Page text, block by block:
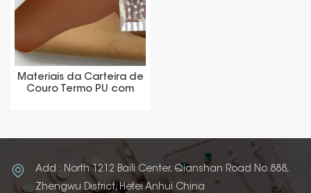
Materiais da Carteira de
Couro Termo PU com
Add : North 1212 Baili Center, Qianshan Road No.888,
Zhengwu District, Hefei Anhui China